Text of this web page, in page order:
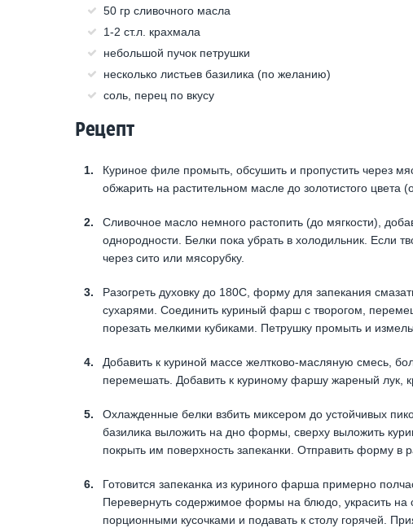
50 гр сливочного масла
1-2 ст.л. крахмала
небольшой пучок петрушки
несколько листьев базилика (по желанию)
соль, перец по вкусу
Рецепт
Куриное филе промыть, обсушить и пропустить через
обжарить на растительном масле до золотистого цвета
Сливочное масло немного растопить (до мягкости),
однородности. Белки пока убрать в холодильник. Если
через сито или мясорубку.
Разогреть духовку до 180С, форму для запекания
сухарями. Соединить куриный фарш с творогом,
порезать мелкими кубиками. Петрушку промыть и
Добавить к куриной массе желтково-масляную смесь,
перемешать. Добавить к куриному фаршу жареный лук,
Охлажденные белки взбить миксером до устойчивых
базилика выложить на дно формы, сверху выложить
покрыть им поверхность запеканки. Отправить форму в
Готовится запеканка из куриного фарша примерно
Перевернуть содержимое формы на блюдо, украсить на
порционными кусочками и подавать к столу горячей.